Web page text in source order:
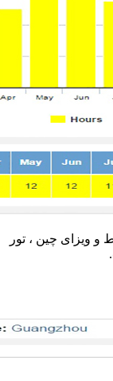
و ویزای چین ، تور